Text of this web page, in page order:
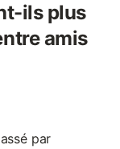
ils plus
amis
par